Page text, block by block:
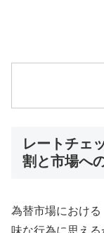
レートチェ
割と市場へ
為替市場におけ